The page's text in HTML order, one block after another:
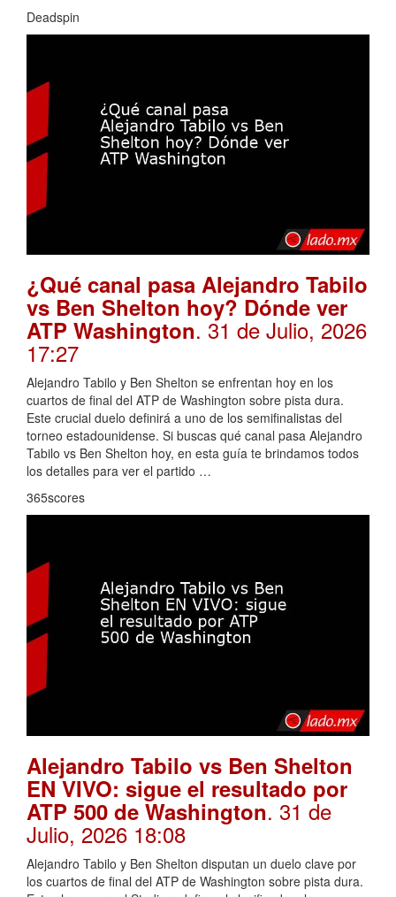
Deadspin
¿Qué canal pasa Alejandro Tabilo
vs Ben Shelton hoy? Dónde ver
ATP Washington. 31 de Julio, 2026
17:27
Alejandro Tabilo y Ben Shelton se enfrentan hoy en los
cuartos de final del ATP de Washington sobre pista dura.
Este crucial duelo definirá a uno de los semifinalistas del
torneo estadounidense. Si buscas qué canal pasa Alejandro
Tabilo vs Ben Shelton hoy, en esta guía te brindamos todos
los detalles para ver el partido …
365scores
Alejandro Tabilo vs Ben Shelton
EN VIVO: sigue el resultado por
ATP 500 de Washington. 31 de
Julio, 2026 18:08
Alejandro Tabilo y Ben Shelton disputan un duelo clave por
los cuartos de final del ATP de Washington sobre pista dura.